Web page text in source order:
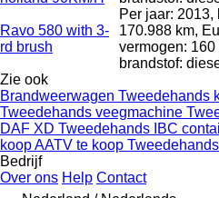
Ravo 580 with 3-
rd brush
Per jaar: 2013,
170.988 km,
vermogen: 160
brandstof:
Zie ook
Brandweerwagen Tweedehands
Tweedehands veegmachine
DAF XD Tweedehands IBC
koopAATV te koop
Bedrijf
Over ons Help Contact